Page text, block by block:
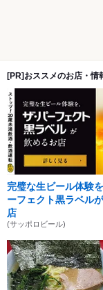
[PR]おススメのお店・情
完璧な生ビール体験
ーフェクト黒ラベル
店
(サッポロビール)